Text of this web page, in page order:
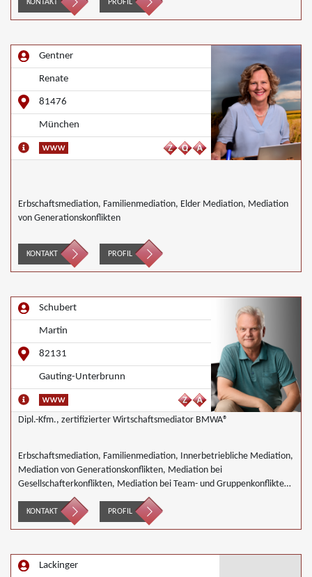
KONTAKT PROFIL
Gentner
Renate
81476
München
Erbschaftsmediation, Familienmediation, Elder Mediation, Mediation
von Generationskonflikten
KONTAKT PROFIL
Schubert
Martin
82131
Gauting-Unterbrunn
Dipl.-Kfm., zertifizierter Wirtschaftsmediator BMWA®
Erbschaftsmediation, Familienmediation, Innerbetriebliche Mediation,
Mediation von Generationskonflikten, Mediation bei
Gesellschafterkonflikten, Mediation bei Team- und Gruppenkonflikten,
Mediation von Unternehmensnachfolgen, Wirtschaftsmediation
KONTAKT PROFIL
Lackinger